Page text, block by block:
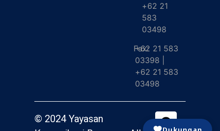
+62 21
583
03498
Fax:
+62 21 583
03398 |
+62 21 583
03498
© 2024 Yayasan